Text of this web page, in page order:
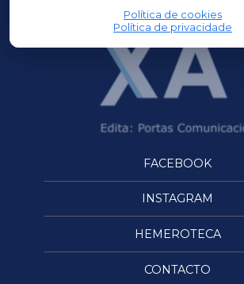
Política de cookies
Política de privacidade
FACEBOOK
INSTAGRAM
HEMEROTECA
CONTACTO